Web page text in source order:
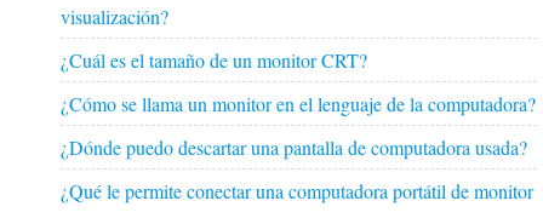
visualización?
¿Cuál es el tamaño de un monitor CRT?
¿Cómo se llama un monitor en el lenguaje de la computadora?
¿Dónde puedo descartar una pantalla de computadora usada?
¿Qué le permite conectar una computadora portátil de monitor